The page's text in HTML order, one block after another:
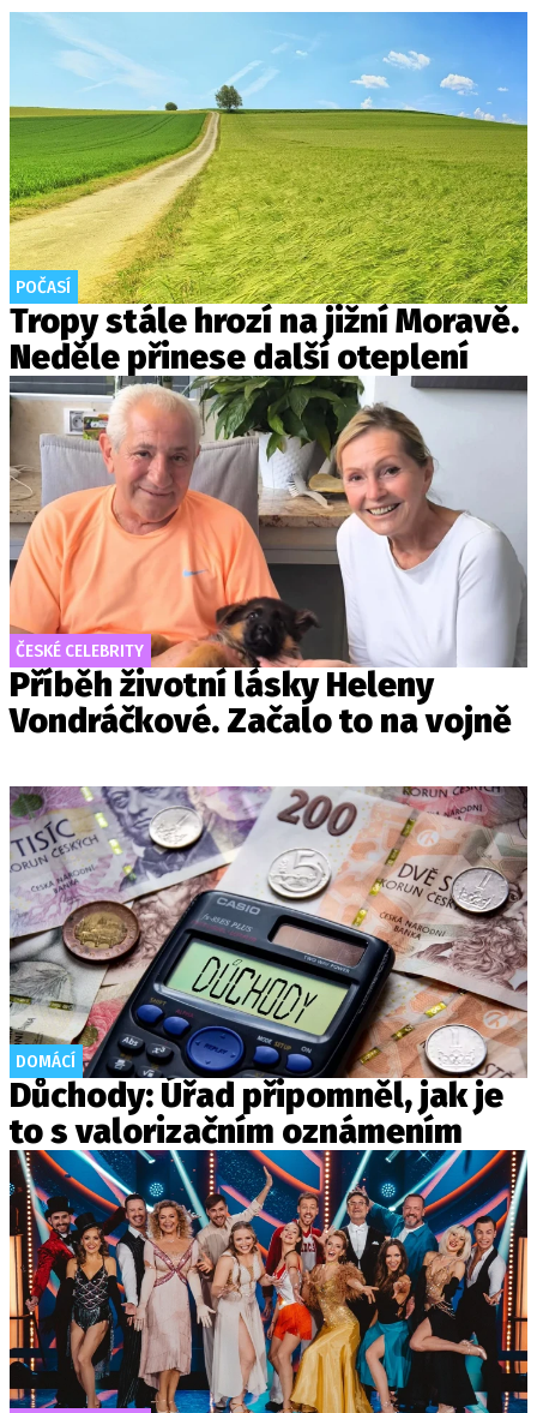
POČASÍ
Tropy stále hrozí na jižní Moravě.
Neděle přinese další oteplení
ČESKÉ CELEBRITY
Příběh životní lásky Heleny
Vondráčkové. Začalo to na vojně
DOMÁCÍ
Důchody: Úřad připomněl, jak je
to s valorizačním oznámením